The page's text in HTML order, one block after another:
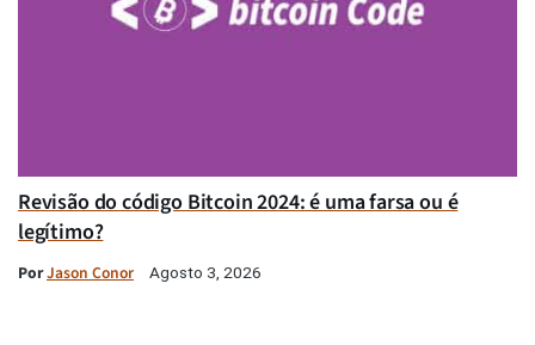
Revisão do código Bitcoin 2024: é uma farsa ou é
legítimo?
PorJason Conor Agosto 3, 2026